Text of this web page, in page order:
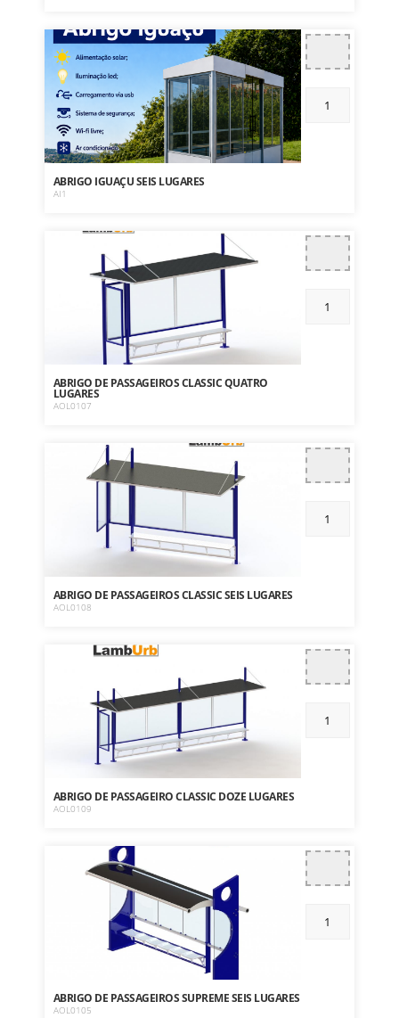
ABRIGO IGUAÇU SEIS LUGARES
AI1
ABRIGO DE PASSAGEIROS CLASSIC QUATRO
LUGARES
AOL0107
ABRIGO DE PASSAGEIROS CLASSIC SEIS LUGARES
AOL0108
ABRIGO DE PASSAGEIRO CLASSIC DOZE LUGARES
AOL0109
ABRIGO DE PASSAGEIROS SUPREME SEIS LUGARES
AOL0105